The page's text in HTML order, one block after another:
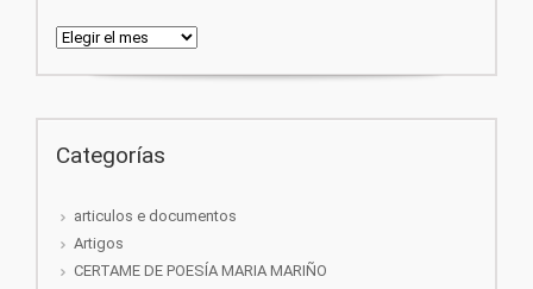
Arquivos
Categorías
articulos e documentos
Artigos
CERTAME DE POESÍA MARIA MARIÑO